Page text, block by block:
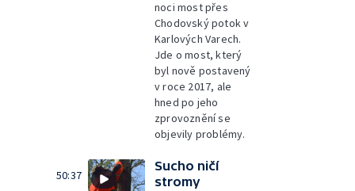
noci most přes
Chodovský potok v
Karlových Varech.
Jde o most, který
byl nově postavený
v roce 2017, ale
hned po jeho
zprovoznění se
objevily problémy.
50:37
Sucho ničí
stromy